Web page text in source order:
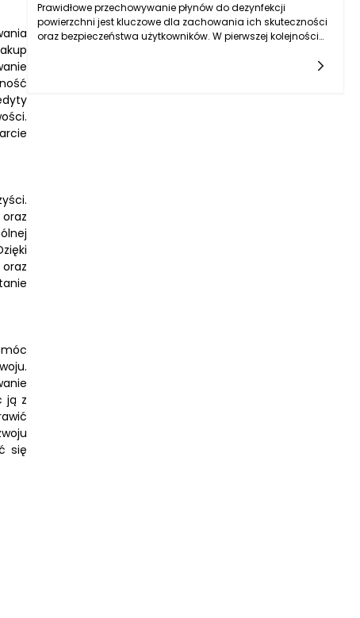
ją z
się
Prawidłowe przechowywanie płynów do dezynfekcji
powierzchni jest kluczowe dla zachowania ich skuteczności
oraz bezpieczeństwa użytkowników. W pierwszej kolejności